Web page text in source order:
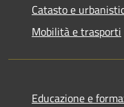
Catasto e
Mobilità e trasporti
Educazione e